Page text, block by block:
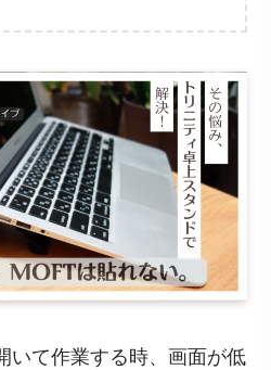
いて作業する時、画面が低